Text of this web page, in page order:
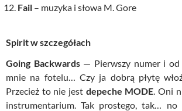
Fail – muzyka i słowa M. Gore
Spirit w szczegółach
Going Backwards— Pierwszy numer i od
mnie na fotelu… Czy ja dobrą płytę
Przecież to nie jest depeche MODE . Oni
instrumentarium. Tak prostego, tak… no